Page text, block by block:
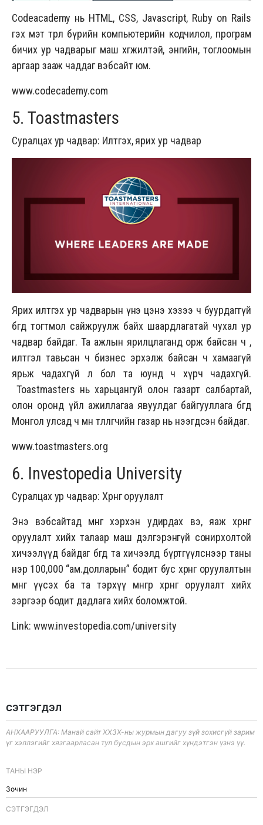
Codeacademy нь HTML, CSS, Javascript, Ruby on Rails
гэх мэт төрөл бүрийн компьютерийн кодчилол, програм
бичих ур чадварыг маш хөгжилтэй, энгийн, тоглоомын
аргаар зааж чаддаг вэбсайт юм.
www.codecademy.com
5. Toastmasters
Суралцах ур чадвар: Илтгэх, ярих ур чадвар
Ярих илтгэх ур чадварын үнэ цэнэ хэзээ ч буурдаггүй
бөгөөд тогтмол сайжруулж байх шаардлагатай чухал ур
чадвар байдаг. Та ажлын ярилцлаганд орж байсан ч ,
илтгэл тавьсан ч бизнес эрхэлж байсан ч хамаагүй
ярьж чадахгүй л бол та юунд ч хүрч чадахгүй.
Toastmasters нь харьцангуй олон газарт салбартай,
олон оронд үйл ажиллагаа явуулдаг байгууллага бөгөөд
Монгол улсад ч мөн төлөөлөгчийн газар нь нээгдсэн байдаг.
www.toastmasters.org
6. Investopedia University
Суралцах ур чадвар: Хөрөнгө оруулалт
Энэ вэбсайтад мөнгөө хэрхэн удирдах вэ, яаж хөрөнгө
оруулалт хийх талаар маш дэлгэрэнгүй сонирхолтой
хичээлүүд байдаг бөгөөд та хичээлд бүртгүүлснээр таны
нэр 100,000 “ам.долларын” бодит бус хөрөнгө оруулалтын
мөнгө үүсэх ба та тэрхүү мөнгөөр хөрөнгө оруулалт хийх
зэргээр бодит дадлага хийх боломжтой.
Link: www.investopedia.com/university
СЭТГЭГДЭЛ
АНХААРУУЛГА: Манай сайт ХХЗХ-ны журмын дагуу зүй зохисгүй зарим
үг хэллэгийг хязгаарласан тул бусдын эрх ашгийг хүндэтгэн үзнэ үү.
ТАНЫ НЭР
CЭТГЭГДЭЛ